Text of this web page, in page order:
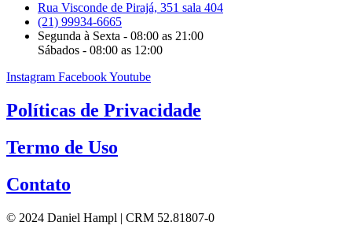
Rua Visconde de Pirajá, 351 sala 404
(21) 99934-6665
Segunda à Sexta - 08:00 as 21:00
Sábados - 08:00 as 12:00
Instagram FacebookYoutube
Políticas de Privacidade
Termo de Uso
Contato
© 2024 Daniel Hampl | CRM 52.81807-0